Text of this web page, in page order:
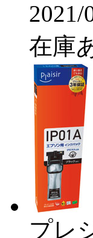
2021/
在庫
プレ